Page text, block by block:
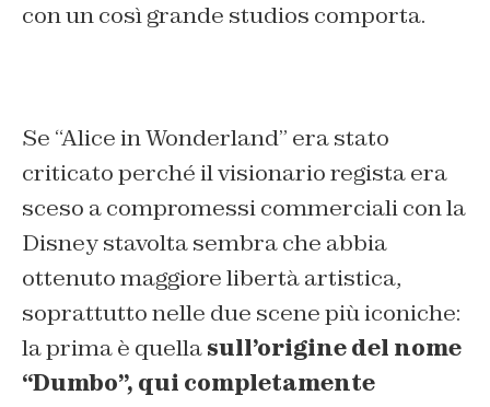
con un così grande studios comporta.
Se “Alice in Wonderland” era stato
criticato perché il visionario regista era
sceso a compromessi commerciali con la
Disney stavolta sembra che abbia
ottenuto maggiore libertà artistica,
soprattutto nelle due scene più iconiche:
la prima è quellasull’origine del nome
“Dumbo”, qui completamente